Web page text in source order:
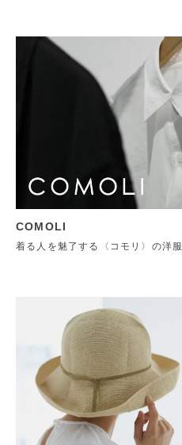
COMOLI
着る人を魅了する〈コモリ〉の洋服